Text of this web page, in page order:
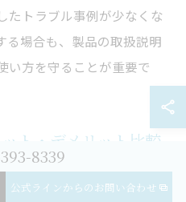
たトラブル事例が少なくな
る場合も、製品の取扱説明
い方を守ることが重要で
ト・デメリット比較
プロによる分解クリーニン
8339
公式ラインからのお問い合わせ